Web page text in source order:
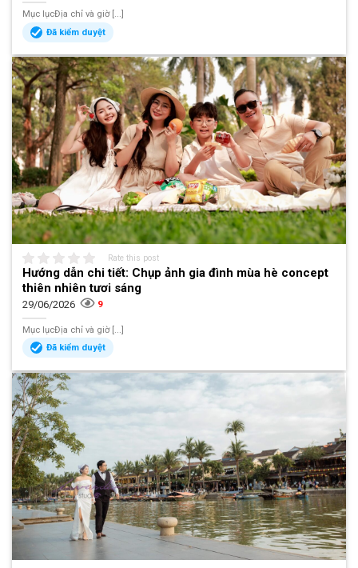
Mục lụcĐịa chỉ và giờ [...]
Đã kiểm duyệt
Rate this post
Hướng dẫn chi tiết: Chụp ảnh gia đình mùa hè concept
thiên nhiên tươi sáng
29/06/2026 9
Mục lụcĐịa chỉ và giờ [...]
Đã kiểm duyệt